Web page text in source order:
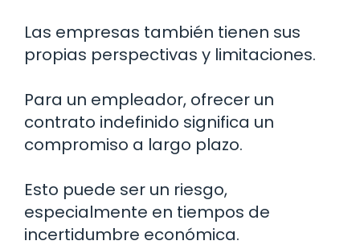
Las empresas también tienen sus
propias perspectivas y limitaciones.
Para un empleador, ofrecer un
contrato indefinido significa un
compromiso a largo plazo.
Esto puede ser un riesgo,
especialmente en tiempos de
incertidumbre económica.